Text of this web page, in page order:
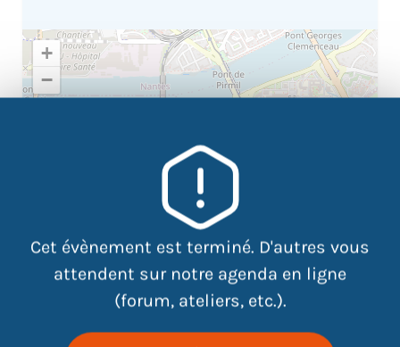
Cet évènement est terminé. D'autres vous
attendent sur notre agenda en ligne
(forum, ateliers, etc.).
+
−